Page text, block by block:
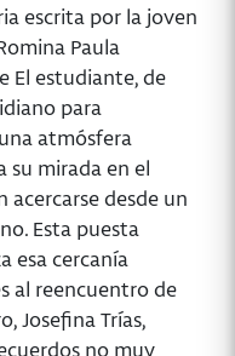
escrita por la joven
Paula
El estudiante, de
para
atmósfera
su mirada en el
acercarse desde un
Esta puesta
esa cercanía
al reencuentro de
Josefina Trías,
no muy